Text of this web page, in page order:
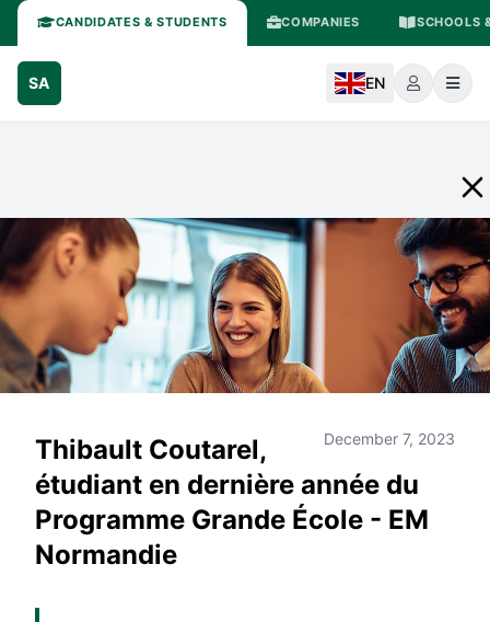
CANDIDATES & STUDENTS COMPANIES SCHOOLS
SA EN
December 7, 2023
Thibault Coutarel,
étudiant en dernière année du
Programme Grande École - EM
Normandie